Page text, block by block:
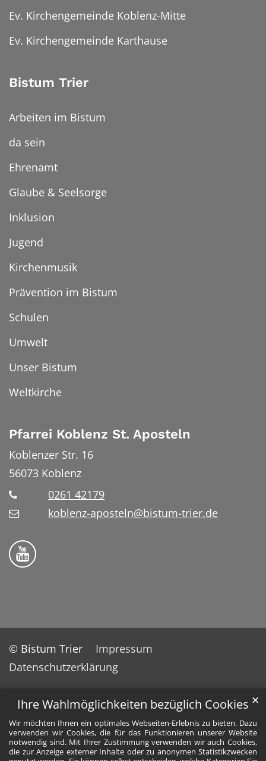
Ihre Wahlmöglichkeiten bezüglich Cookies
Wir möchten Ihnen ein optimales Webseiten-Erlebnis zu bieten. Dazu
verwenden wir Cookies, die für das Funktionieren unserer Website
notwendig sind. Mit Ihrer Zustimmung verwenden wir auch Cookies,
die zur Anzeige externer Inhalte oder zu anonymen Statistikzwecken
✕
Ev. Kirchengemeinde Koblenz-Mitte
Ev. Kirchengemeinde Karthause
Bistum Trier
Arbeiten im Bistum
da sein
Ehrenamt
Glaube & Seelsorge
Inklusion
Jugend
Kirchenmusik
Prävention im Bistum
Schulen
Umwelt
Unser Bistum
Weltkirche
Pfarrei Koblenz St. Aposteln
Koblenzer Str. 16
56073 Koblenz
0261 42179
koblenz-aposteln@bistum-trier.de
Bistum Trier auf YouTube
© Bistum Trier
Impressum
Datenschutzerklärung